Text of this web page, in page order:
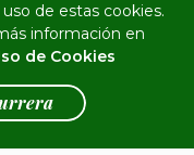
de estas cookies.
información en
de Cookies